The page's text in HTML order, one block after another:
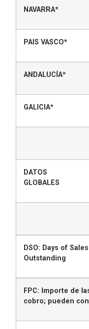
NAVARRA*
PAIS VASCO*
ANDALUCÍA*
GALICIA*
DATOS
GLOBALES
DSO: Days of Sales
Outstanding
FPC: Importe de
cobro; pueden